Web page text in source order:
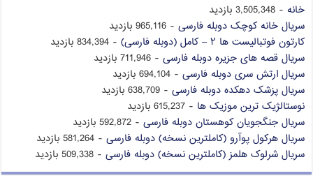
خانه - 3,505,348 بازدید
سریال خانه کوچک دوبله فارسی - 965,116 بازدید
کارتون فوتبالیست ها ۲ – کامل (دوبله فارسی)
- 834,394 بازدید
سریال قصه های جزیره دوبله فارسی - 711,946 بازدید
سریال ارتش سری دوبله فارسی - 694,104 بازدید
سریال پزشک دهکده دوبله فارسی - 638,709 بازدید
نوستالژیک ترین موزیک ها - 615,237 بازدید
سریال جنگجویان کوهستان دوبله فارسی - 592,872 بازدید
سریال هرکول پوآرو (کاملترین نسخه) دوبله فارسی - 581,264 بازدید
سریال شرلوک هلمز (کاملترین نسخه) دوبله فارسی - 509,338 بازدید